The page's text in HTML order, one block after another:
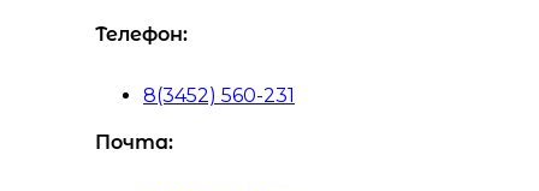
Телефон:
8(3452) 560-231
Почта: